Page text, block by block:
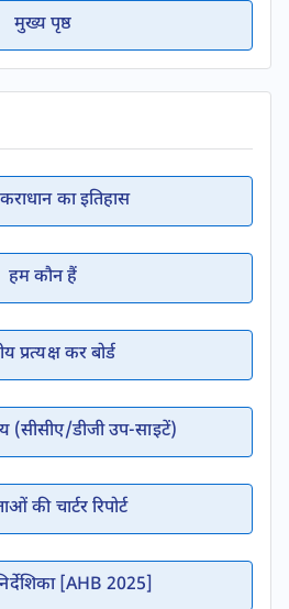
मुख्य पृष्ठ
कराधान का इतिहास
हम कौन हैं
प्रत्यक्ष कर बोर्ड
(सीसीए/डीजी उप-साइटें)
की चार्टर रिपोर्ट
[AHB 2025]